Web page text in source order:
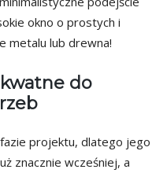
okno o prostych i
metalu lub drewna!
do
projektu, dlatego jego
znacznie wcześniej, a